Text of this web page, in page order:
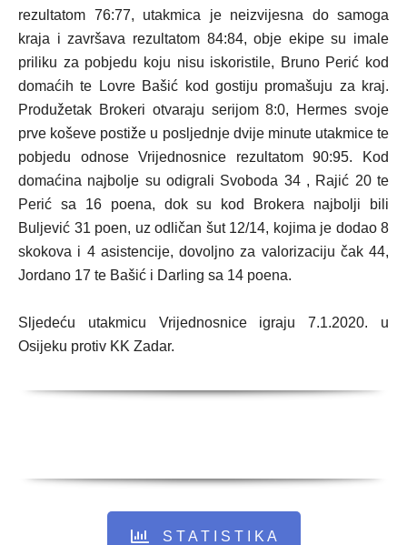
rezultatom 76:77, utakmica je neizvijesna do samoga
kraja i završava rezultatom 84:84, obje ekipe su imale
priliku za pobjedu koju nisu iskoristile, Bruno Perić kod
domaćih te Lovre Bašić kod gostiju promašuju za kraj.
Produžetak Brokeri otvaraju serijom 8:0, Hermes svoje
prve koševe postiže u posljednje dvije minute utakmice te
pobjedu odnose Vrijednosnice rezultatom 90:95. Kod
domaćina najbolje su odigrali Svoboda 34 , Rajić 20 te
Perić sa 16 poena, dok su kod Brokera najbolji bili
Buljević 31 poen, uz odličan šut 12/14, kojima je dodao 8
skokova i 4 asistencije, dovoljno za valorizaciju čak 44,
Jordano 17 te Bašić i Darling sa 14 poena.
Sljedeću utakmicu Vrijednosnice igraju 7.1.2020. u
Osijeku protiv KK Zadar.
S T A T I S T I K A